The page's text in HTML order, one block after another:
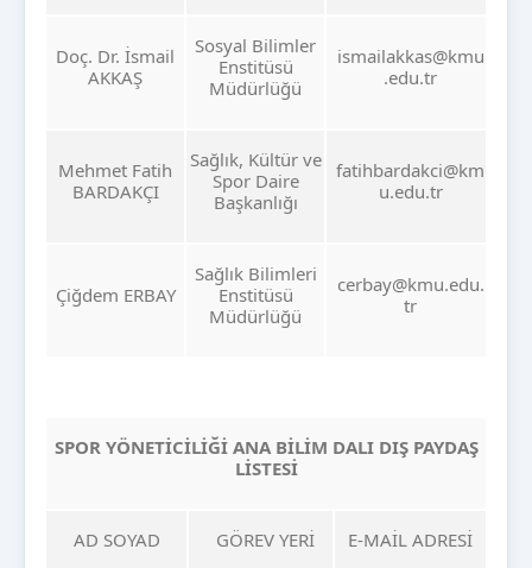
Doç. Dr. İsmail
AKKAŞ
Sosyal Bilimler
Enstitüsü
Müdürlüğü
ismailakkas@kmu
.edu.tr
Mehmet Fatih
BARDAKÇI
Sağlık, Kültür ve
Spor Daire
Başkanlığı
fatihbardakci@km
u.edu.tr
Çiğdem ERBAY
Sağlık Bilimleri
Enstitüsü
Müdürlüğü
cerbay@kmu.edu.
tr
SPOR YÖNETİCİLİĞİ ANA BİLİM DALI DIŞ PAYDAŞ
LİSTESİ
AD SOYAD GÖREV YERİ E-MAİL ADRESİ